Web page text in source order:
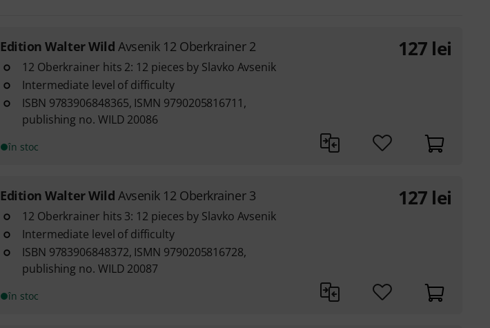
Edition Walter Wild Avsenik 12 Oberkrainer 2
12 Oberkrainer hits 2: 12 pieces by Slavko Avsenik
Intermediate level of difficulty
ISBN 9783906848365, ISMN 9790205816711,
publishing no. WILD 20086
în stoc
127 lei
Edition Walter Wild Avsenik 12 Oberkrainer 3
12 Oberkrainer hits 3: 12 pieces by Slavko Avsenik
Intermediate level of difficulty
ISBN 9783906848372, ISMN 9790205816728,
publishing no. WILD 20087
în stoc
127 lei